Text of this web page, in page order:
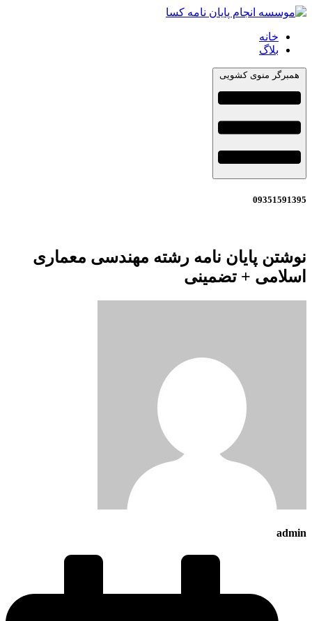
خانه
بلاگ
همبرگر منوی کشویی
09351591395
نوشتن پایان نامه رشته مهندسی معماری
اسلامی + تضمینی
admin